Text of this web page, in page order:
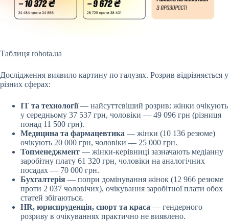
Таблиця robota.ua
Дослідження виявило картину по галузях. Розрив відрізняється у
різних сферах:
IT та технології— найсуттєвіший розрив: жінки очікують
у середньому 37 537 грн, чоловіки — 49 096 грн (різниця
понад 11 500 грн).
Медицина та фармацевтика — жінки (10 136 резюме)
очікують 20 000 грн, чоловіки — 25 000 грн.
Топменеджмент — жінки-керівниці зазначають медіанну
заробітну плату 61 320 грн, чоловіки на аналогічних
посадах — 70 000 грн.
Бухгалтерія — попри домінування жінок (12 966 резюме
проти 2 037 чоловічих), очікування заробітної плати обох
статей збігаються.
HR, юриспруденція, спорт та краса — гендерного
розриву в очікуваннях практично не виявлено.